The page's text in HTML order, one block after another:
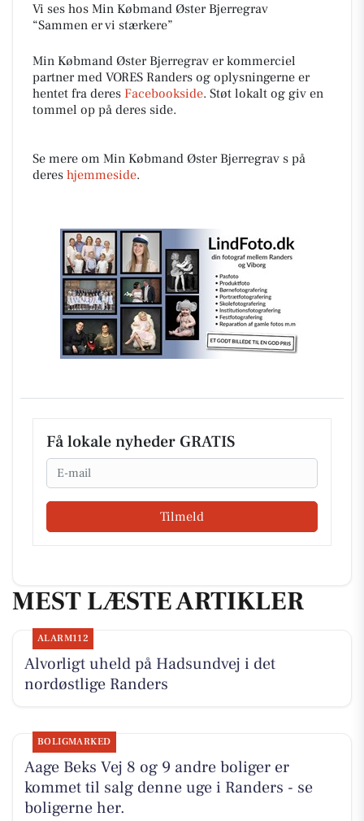
Vi ses hos Min Købmand Øster Bjerregrav
“Sammen er vi stærkere”
Min Købmand Øster Bjerregrav er kommerciel
partner med VORES Randers og oplysningerne er
hentet fra deres Facebookside. Støt lokalt og giv en
tommel op på deres side.
Se mere om Min Købmand Øster Bjerregrav s på
deres hjemmeside.
Få lokale nyheder GRATIS
Email
Tilmeld
MEST LÆSTE ARTIKLER
ALARM112
Alvorligt uheld på Hadsundvej i det
nordøstlige Randers
BOLIGMARKED
Aage Beks Vej 8 og 9 andre boliger er
kommet til salg denne uge i Randers - se
boligerne her.